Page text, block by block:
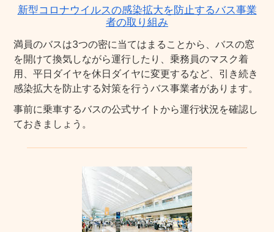
新型コロナウイルスの感染拡大を防止するバス事業
者の取り組み
満員のバスは3つの密に当てはまることから、バスの窓
を開けて換気しながら運行したり、乗務員のマスク着
用、平日ダイヤを休日ダイヤに変更するなど、引き続き
感染拡大を防止する対策を行うバス事業者があります。
事前に乗車するバスの公式サイトから運行状況を確認し
ておきましょう。